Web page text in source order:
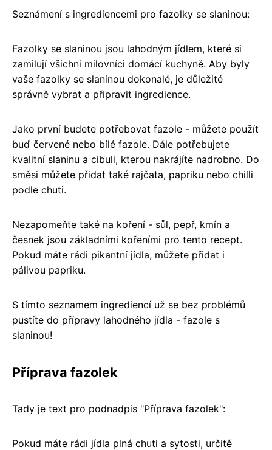
Seznámení s ingrediencemi pro fazolky se slaninou:
Fazolky se slaninou jsou lahodným jídlem, které si
zamilují všichni milovníci domácí kuchyně. Aby byly
vaše fazolky se slaninou dokonalé, je důležité
správně vybrat a připravit ingredience.
Jako první budete potřebovat fazole - můžete použít
buď červené nebo bílé fazole. Dále potřebujete
kvalitní slaninu a cibuli, kterou nakrájíte nadrobno. Do
směsi můžete přidat také rajčata, papriku nebo chilli
podle chuti.
Nezapomeňte také na koření - sůl, pepř, kmín a
česnek jsou základními kořeními pro tento recept.
Pokud máte rádi pikantní jídla, můžete přidat i
pálivou papriku.
S tímto seznamem ingrediencí už se bez problémů
pustíte do přípravy lahodného jídla - fazole s
slaninou!
Příprava fazolek
Tady je text pro podnadpis "Příprava fazolek":
Pokud máte rádi jídla plná chuti a sytosti, určitě